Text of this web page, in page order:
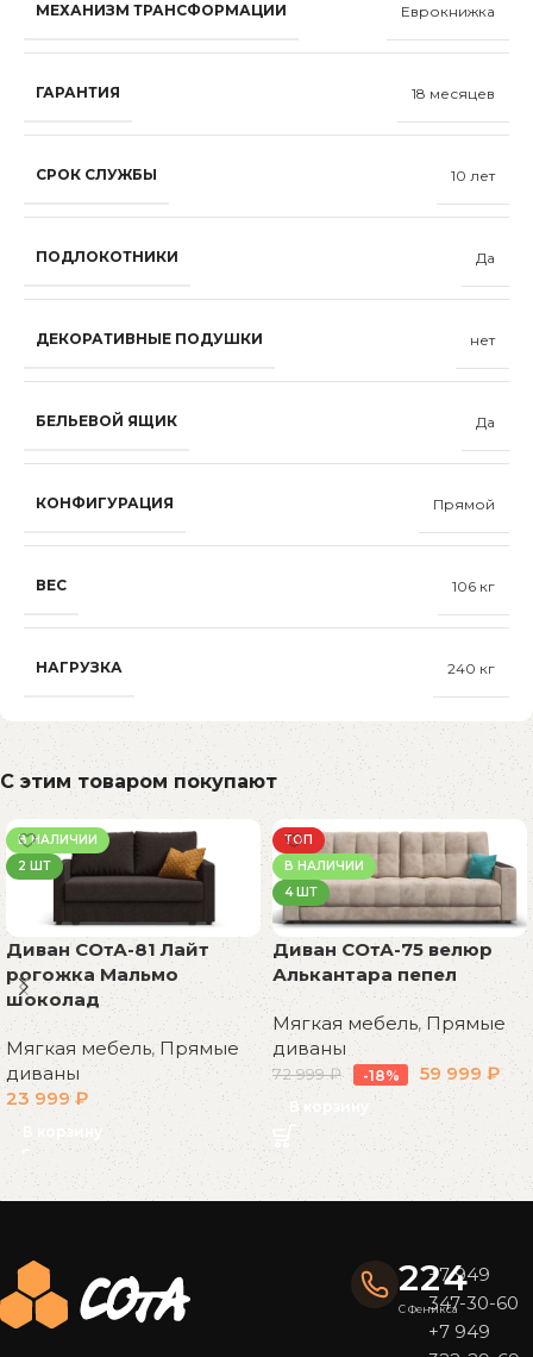
МЕХАНИЗМ ТРАНСФОРМАЦИИ Еврокнижка
ГАРАНТИЯ 18 месяцев
СРОК СЛУЖБЫ 10 лет
ПОДЛОКОТНИКИ Да
ДЕКОРАТИВНЫЕ ПОДУШКИ нет
БЕЛЬЕВОЙ ЯЩИК Да
КОНФИГУРАЦИЯ Прямой
ВЕС 106 кг
НАГРУЗКА 240 кг
С этим товаром покупают
В НАЛИЧИИ
2 ШТ
Диван СОтА-81 Лайт
рогожка Мальмо
шоколад
Мягкая мебель,Прямые
диваны
23 999₽
В корзину
ТОП
В НАЛИЧИИ
4 ШТ
Диван СОтА-75 велюр
Алькантара пепел
Мягкая мебель,Прямые
диваны
72 999₽ -18% 59 999 ₽
В корзину
Read More
224
С Феникса
+7 949
347-30-60
+7 949